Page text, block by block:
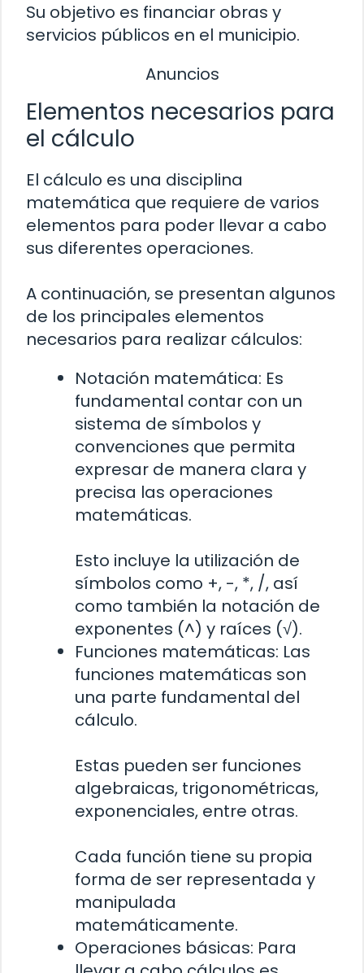
Su objetivo es financiar obras y
servicios públicos en el municipio.
Anuncios
Elementos necesarios para
el cálculo
El cálculo es una disciplina
matemática que requiere de varios
elementos para poder llevar a cabo
sus diferentes operaciones.
A continuación, se presentan algunos
de los principales elementos
necesarios para realizar cálculos:
Notación matemática: Es
fundamental contar con un
sistema de símbolos y
convenciones que permita
expresar de manera clara y
precisa las operaciones
matemáticas.
Esto incluye la utilización de
símbolos como +, -, *, /, así
como también la notación de
exponentes (^) y raíces (√).
Funciones matemáticas: Las
funciones matemáticas son
una parte fundamental del
cálculo.
Estas pueden ser funciones
algebraicas, trigonométricas,
exponenciales, entre otras.
Cada función tiene su propia
forma de ser representada y
manipulada
matemáticamente.
Operaciones básicas: Para